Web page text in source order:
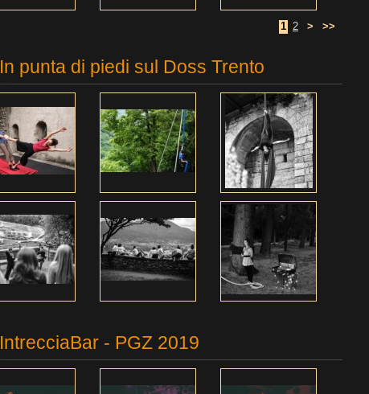
1 2 > >>
In punta di piedi sul Doss Trento
IntrecciaBar - PGZ 2019